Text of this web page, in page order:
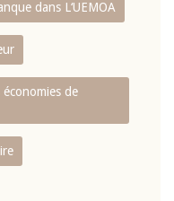
dans L‘UEMOA
de